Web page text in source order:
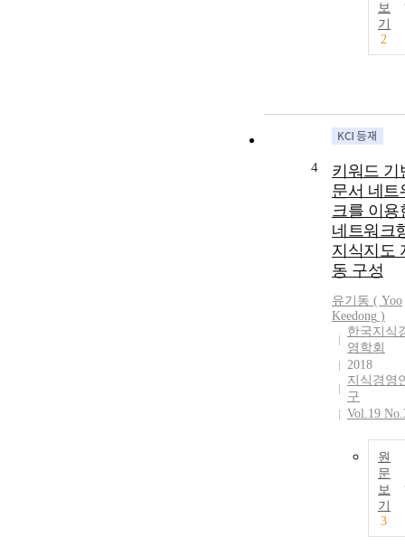
보
기
2
4
키워드 기
문서 네트
크를 이용
네트워크
지식지도
동 구성
유기동 ( Yoo
Keedong )
한국지식
영학회
2018
지식경영
구
Vol.19
원
문
보
기
3